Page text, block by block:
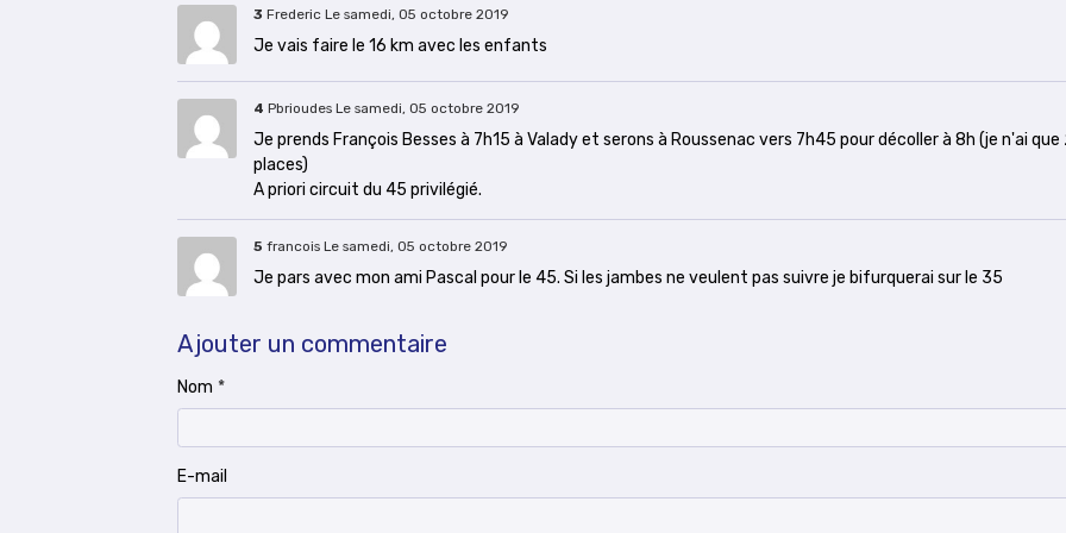
3 FredericLe samedi, 05 octobre 2019
Je vais faire le 16 km avec les enfants
4 PbrioudesLe samedi, 05 octobre 2019
Je prends François Besses à 7h15 à Valady et serons à Roussenac vers 7h45 pour décoller à 8h (je n'ai que
places)
A priori circuit du 45 privilégié.
5 francoisLe samedi, 05 octobre 2019
Je pars avec mon ami Pascal pour le 45. Si les jambes ne veulent pas suivre je bifurquerai sur le 35
Ajouter un commentaire
Nom
E-mail